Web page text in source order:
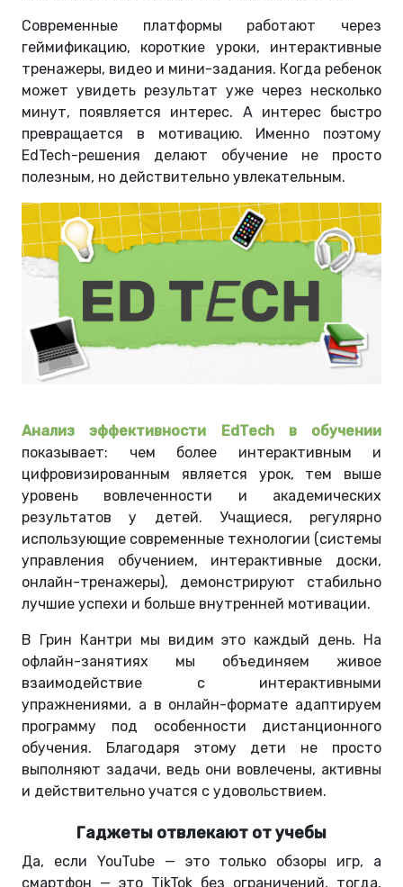
Современные платформы работают через
геймификацию, короткие уроки, интерактивные
тренажеры, видео и мини-задания. Когда ребенок
может увидеть результат уже через несколько
минут, появляется интерес. А интерес быстро
превращается в мотивацию. Именно поэтому
EdTech-решения делают обучение не просто
полезным, но действительно увлекательным.
Анализ эффективности EdTech в обучении
показывает: чем более интерактивным и
цифровизированным является урок, тем выше
уровень вовлеченности и академических
результатов у детей. Учащиеся, регулярно
использующие современные технологии (системы
управления обучением, интерактивные доски,
онлайн-тренажеры), демонстрируют стабильно
лучшие успехи и больше внутренней мотивации.
В Грин Кантри мы видим это каждый день. На
офлайн-занятиях мы объединяем живое
взаимодействие с интерактивными
упражнениями, а в онлайн-формате адаптируем
программу под особенности дистанционного
обучения. Благодаря этому дети не просто
выполняют задачи, ведь они вовлечены, активны
и действительно учатся с удовольствием.
Гаджеты отвлекают от учебы
Да, если YouTube — это только обзоры игр, а
смартфон — это TikTok без ограничений, тогда,